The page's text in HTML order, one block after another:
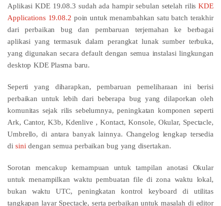
Aplikasi KDE 19.08.3 sudah ada hampir sebulan setelah rilisKDE
Applications 19.08.2 poin untuk menambahkan satu batch terakhir
dari perbaikan bug dan pembaruan terjemahan ke berbagai
aplikasi yang termasuk dalam perangkat lunak sumber terbuka,
yang digunakan secara default dengan semua instalasi lingkungan
desktop KDE Plasma baru.
Seperti yang diharapkan, pembaruan pemeliharaan ini berisi
perbaikan untuk lebih dari beberapa bug yang dilaporkan oleh
komunitas sejak rilis sebelumnya, peningkatan komponen seperti
Ark, Cantor, K3b, Kdenlive , Kontact, Konsole, Okular, Spectacle,
Umbrello, di antara banyak lainnya. Changelog lengkap tersedia
disinidengan semua perbaikan bug yang disertakan.
Sorotan mencakup kemampuan untuk tampilan anotasi Okular
untuk menampilkan waktu pembuatan file di zona waktu lokal,
bukan waktu UTC, peningkatan kontrol keyboard di utilitas
tangkapan layar Spectacle, serta perbaikan untuk masalah di editor